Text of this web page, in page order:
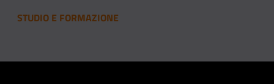
STUDIO E FORMAZIONE